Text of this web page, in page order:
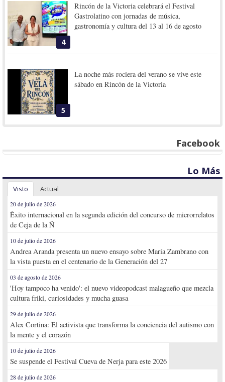
4
Rincón de la Victoria celebrará el Festival
Gastrolatino con jornadas de música,
gastronomía y cultura del 13 al 16 de agosto
5
La noche más rociera del verano se vive este
sábado en Rincón de la Victoria
Facebook
Lo Más
Visto Actual
20 de julio de 2026
Éxito internacional en la segunda edición del concurso de microrrelatos
de Ceja de la Ñ
10 de julio de 2026
Andrea Aranda presenta un nuevo ensayo sobre María Zambrano con
la vista puesta en el centenario de la Generación del 27
03 de agosto de 2026
'Hoy tampoco ha venido': el nuevo videopodcast malagueño que mezcla
cultura friki, curiosidades y mucha guasa
29 de julio de 2026
Alex Cortina: El activista que transforma la conciencia del autismo con
la mente y el corazón
10 de julio de 2026
Se suspende el Festival Cueva de Nerja para este 2026
28 de julio de 2026